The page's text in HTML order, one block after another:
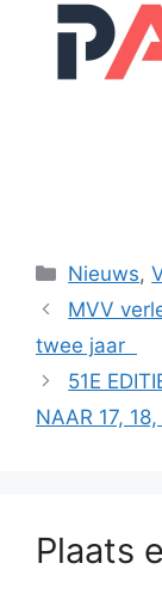
Nieuws,
MVV
twee jaar
51E
NAAR 17,
Plaats